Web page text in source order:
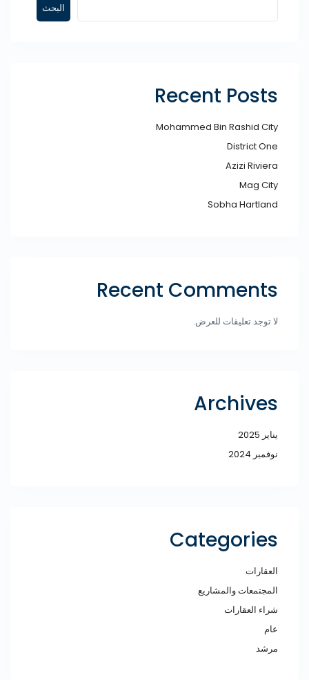
البحث
Recent Posts
Mohammed Bin Rashid City​
District One
Azizi Riviera
Mag City
Sobha Hartland
Recent Comments
لا توجد تعليقات للعرض.
Archives
يناير 2025
نوفمبر 2024
Categories
العقارات
المجتمعات والمشاريع
شراء العقارات
عام
مرشد